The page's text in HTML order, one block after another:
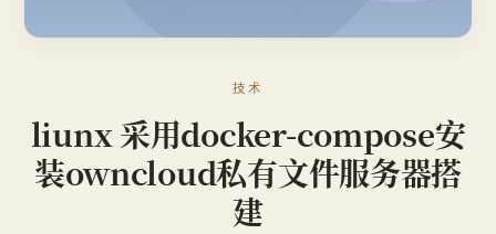
技术
liunx 采用docker-compose安
装owncloud私有文件服务器搭
建